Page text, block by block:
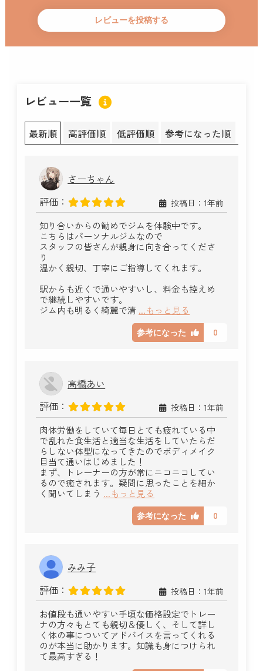
レビュー一覧
最新順 高評価順 低評価順 参考になった順
さーちゃん
評価：
投稿日：1年前
知り合いからの勧めでジムを体験中です。
こちらはパーソナルジムなので
スタッフの皆さんが親身に向き合ってくださ
り
温かく親切、丁寧にご指導してくれます。
駅からも近くで通いやすいし、料金も控えめ
で継続しやすいです。
ジム内も明るく綺麗で清 ...もっと見る
参考になった 0
高橋あい
評価：
投稿日：1年前
肉体労働をしていて毎日とても疲れている中
で乱れた食生活と適当な生活をしていたらだ
らしない体型になってきたのでボディメイク
目当て通いはじめました！
まず、トレーナーの方が常にニコニコしてい
るので癒されます。疑問に思ったことを細か
く聞いてしまう ...もっと見る
参考になった 0
みみ子
評価：
投稿日：1年前
お値段も通いやすい手頃な価格設定でトレー
ナの方々もとても親切＆優しく、そして詳し
く体の事についてアドバイスを言ってくれる
のが本当に助かります。知識も身につけられ
て最高すぎる！